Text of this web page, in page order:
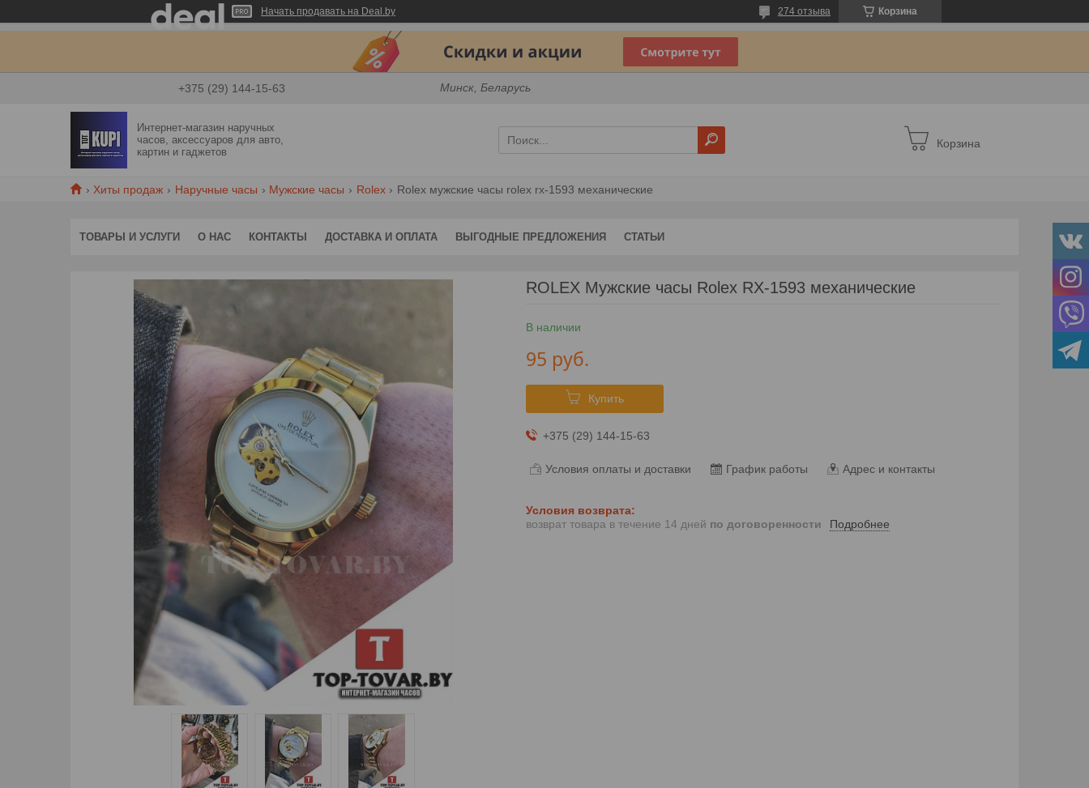
Начать продавать на Deal.by Корзина
274 отзыва
+375 (29) 144-15-63 Минск, Беларусь
Интернет-магазин наручных
часов, аксессуаров для авто,
картин и гаджетов
Корзина
Хиты продаж Наручные часы Мужские часы Rolex Rolex мужские часы rolex rx-1593 механические
ТОВАРЫ И УСЛУГИ О НАС КОНТАКТЫ ДОСТАВКА И ОПЛАТА ВЫГОДНЫЕ ПРЕДЛОЖЕНИЯ СТАТЬИ
ROLEX Мужские часы Rolex RX-1593 механические
В наличии
95 руб.
Купить
+375 (29) 144-15-63
Условия оплаты и доставки График работы Адрес и контакты
возврат товара в течение 14 дней по договоренности Подробнее